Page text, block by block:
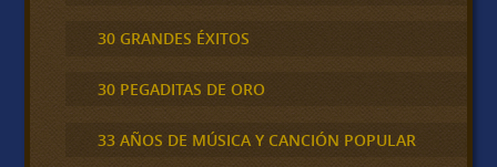
30 GRANDES ÉXITOS
30 PEGADITAS DE ORO
33 AÑOS DE MÚSICA Y CANCIÓN POPULAR